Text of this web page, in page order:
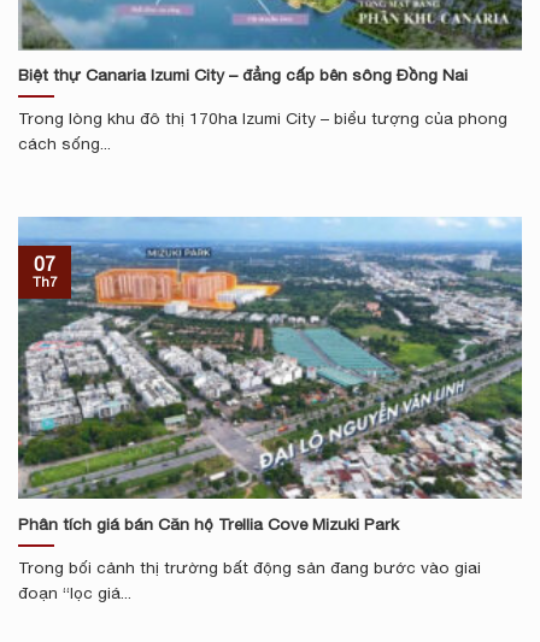
Biệt thự Canaria Izumi City – đẳng cấp bên sông Đồng Nai
Trong lòng khu đô thị 170ha Izumi City – biểu tượng của phong
cách sống...
Phân tích giá bán Căn hộ Trellia Cove Mizuki Park
Trong bối cảnh thị trường bất động sản đang bước vào giai
đoạn “lọc giá...
07
Th7